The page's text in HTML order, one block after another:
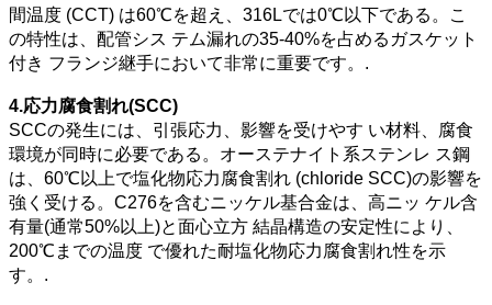
間温度 (CCT) は60℃を超え、316Lでは0℃以下である。こ
の特性は、配管シス テム漏れの35-40%を占めるガスケット
付き フランジ継手において非常に重要です。.
4.応力腐食割れ(SCC)
SCCの発生には、引張応力、影響を受けやす い材料、腐食
環境が同時に必要である。オーステナイト系ステンレ ス鋼
は、60℃以上で塩化物応力腐食割れ (chloride SCC)の影響を
強く受ける。C276を含むニッケル基合金は、高ニッ ケル含
有量(通常50%以上)と面心立方 結晶構造の安定性により、
200℃までの温度 で優れた耐塩化物応力腐食割れ性を示
す。.